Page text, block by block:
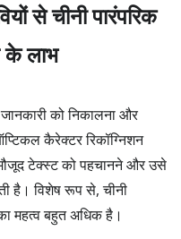
से चीनी पारंपरिक
के लाभ
को निकालना और
कैरेक्टर रिकॉग्निशन
टेक्स्ट को पहचानने और उसे
है। विशेष रूप से, चीनी
महत्व बहुत अधिक है।